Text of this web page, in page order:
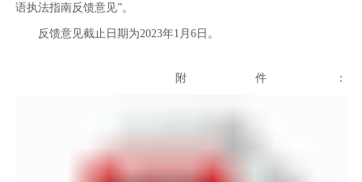
语执法指南反馈意见”。
反馈意见截止日期为2023年1月6日。
附件：